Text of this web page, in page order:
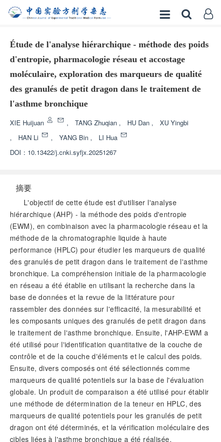
Étude de l'analyse hiérarchique - méthode des poids
d'entropie, pharmacologie réseau et accostage
moléculaire, exploration des marqueurs de qualité
des granulés de petit dragon dans le traitement de
l'asthme bronchique
XIE Huijuan , TANG Zhuqian , HU Dan ,
XU Yingbi
,
HAN Li , YANG Bin ,
LI Hua
DOI： 10.13422/j.cnki.syfjx.20251267
摘要
L'objectif de cette étude est d'utiliser l'analyse
hiérarchique (AHP) - la méthode des poids d'entropie
(EWM), en combinaison avec la pharmacologie réseau et la
méthode de la chromatographie liquide à haute
performance (HPLC) pour étudier les marqueurs de qualité
des granulés de petit dragon dans le traitement de l'asthme
bronchique. La compréhension initiale de la pharmacologie
en réseau a été établie en utilisant la recherche dans la
base de données et la revue de la littérature pour
rassembler des données sur l'efficacité, la mesurabilité et
les composants uniques des granulés de petit dragon dans
le traitement de l'asthme bronchique. Ensuite, l'AHP-EWM a
été utilisé pour l'identification quantitative de la couche de
contrôle et de la couche d'éléments et le calcul des poids.
Ensuite, divers composés ont été sélectionnés comme
marqueurs de qualité potentiels sur la base de l'évaluation
globale. Un produit de comparaison a été utilisé pour établir
une méthode de détermination de la teneur en HPLC, des
marqueurs de qualité potentiels pour les granulés de petit
dragon ont été déterminés, et la vérification moléculaire des
cibles liées à l'asthme bronchique a été réalisée.